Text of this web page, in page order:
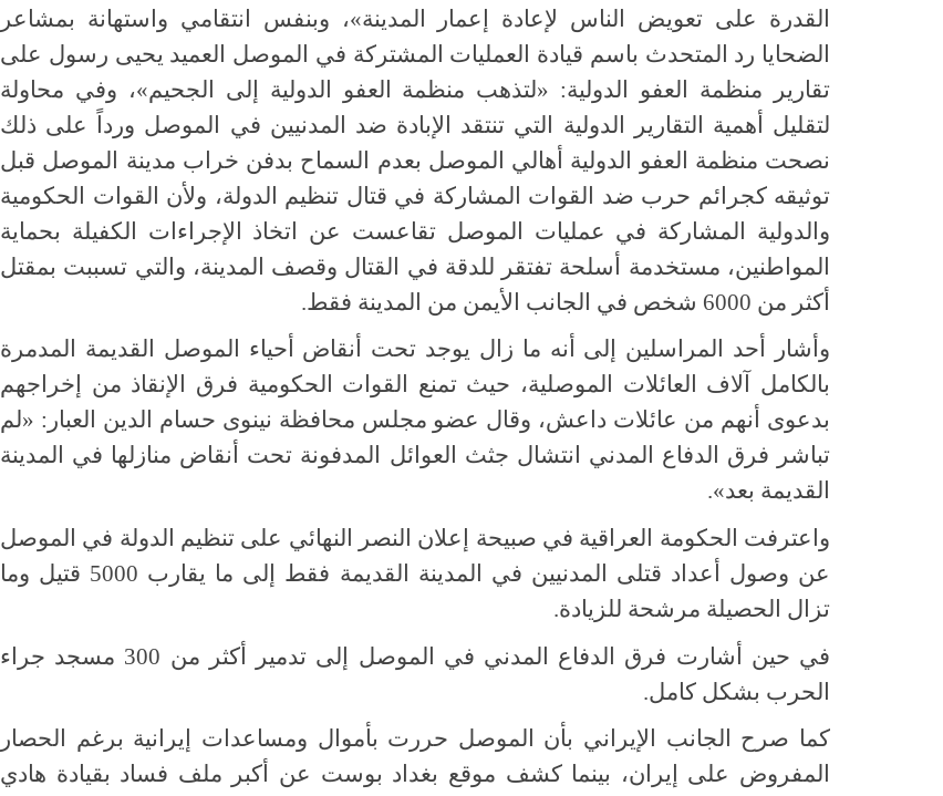
القدرة على تعويض الناس لإعادة إعمار المدينة»، وبنفس انتقامي واستهانة بمشاعر
الضحايا رد المتحدث باسم قيادة العمليات المشتركة في الموصل العميد يحيى رسول على
تقارير منظمة العفو الدولية: «لتذهب منظمة العفو الدولية إلى الجحيم»، وفي محاولة
لتقليل أهمية التقارير الدولية التي تنتقد الإبادة ضد المدنيين في الموصل ورداً على ذلك
نصحت منظمة العفو الدولية أهالي الموصل بعدم السماح بدفن خراب مدينة الموصل قبل
توثيقه كجرائم حرب ضد القوات المشاركة في قتال تنظيم الدولة، ولأن القوات الحكومية
والدولية المشاركة في عمليات الموصل تقاعست عن اتخاذ الإجراءات الكفيلة بحماية
المواطنين، مستخدمة أسلحة تفتقر للدقة في القتال وقصف المدينة، والتي تسببت بمقتل
أكثر من 6000 شخص في الجانب الأيمن من المدينة فقط.
وأشار أحد المراسلين إلى أنه ما زال يوجد تحت أنقاض أحياء الموصل القديمة المدمرة
بالكامل آلاف العائلات الموصلية، حيث تمنع القوات الحكومية فرق الإنقاذ من إخراجهم
بدعوى أنهم من عائلات داعش، وقال عضو مجلس محافظة نينوى حسام الدين العبار: «لم
تباشر فرق الدفاع المدني انتشال جثث العوائل المدفونة تحت أنقاض منازلها في المدينة
القديمة بعد».
واعترفت الحكومة العراقية في صبيحة إعلان النصر النهائي على تنظيم الدولة في الموصل
عن وصول أعداد قتلى المدنيين في المدينة القديمة فقط إلى ما يقارب 5000 قتيل وما
تزال الحصيلة مرشحة للزيادة.
في حين أشارت فرق الدفاع المدني في الموصل إلى تدمير أكثر من 300 مسجد جراء
الحرب بشكل كامل.
كما صرح الجانب الإيراني بأن الموصل حررت بأموال ومساعدات إيرانية برغم الحصار
المفروض على إيران، بينما كشف موقع بغداد بوست عن أكبر ملف فساد بقيادة هادي